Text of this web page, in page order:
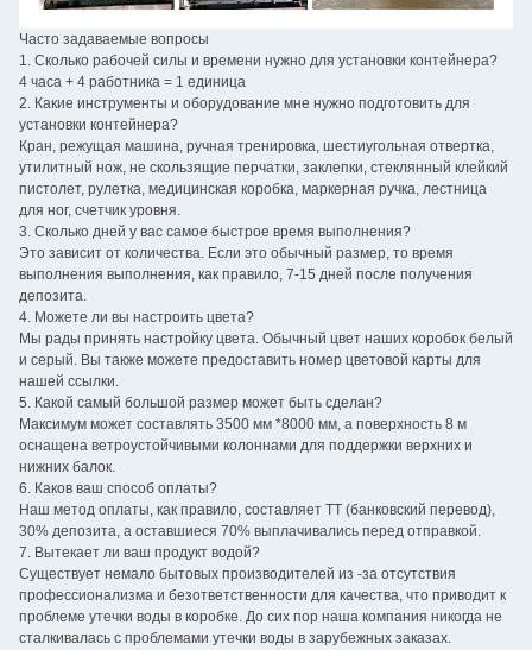
Часто задаваемые вопросы
1. Сколько рабочей силы и времени нужно для установки контейнера?
4 часа + 4 работника = 1 единица
2. Какие инструменты и оборудование мне нужно подготовить для
установки контейнера?
Кран, режущая машина, ручная тренировка, шестиугольная отвертка,
утилитный нож, не скользящие перчатки, заклепки, стеклянный клейкий
пистолет, рулетка, медицинская коробка, маркерная ручка, лестница
для ног, счетчик уровня.
3. Сколько дней у вас самое быстрое время выполнения?
Это зависит от количества. Если это обычный размер, то время
выполнения выполнения, как правило, 7-15 дней после получения
депозита.
4. Можете ли вы настроить цвета?
Мы рады принять настройку цвета. Обычный цвет наших коробок белый
и серый. Вы также можете предоставить номер цветовой карты для
нашей ссылки.
5. Какой самый большой размер может быть сделан?
Максимум может составлять 3500 мм *8000 мм, а поверхность 8 м
оснащена ветроустойчивыми колоннами для поддержки верхних и
нижних балок.
6. Каков ваш способ оплаты?
Наш метод оплаты, как правило, составляет TT (банковский перевод),
30% депозита, а оставшиеся 70% выплачивались перед отправкой.
7. Вытекает ли ваш продукт водой?
Существует немало бытовых производителей из -за отсутствия
профессионализма и безответственности для качества, что приводит к
проблеме утечки воды в коробке. До сих пор наша компания никогда не
сталкивалась с проблемами утечки воды в зарубежных заказах.